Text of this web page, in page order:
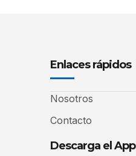
Enlaces rápidos
Nosotros
Contacto
Descarga el App